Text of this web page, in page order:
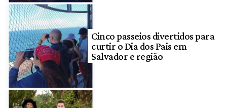
Cinco passeios divertidos para
curtir o Dia dos Pais em
Salvador e região